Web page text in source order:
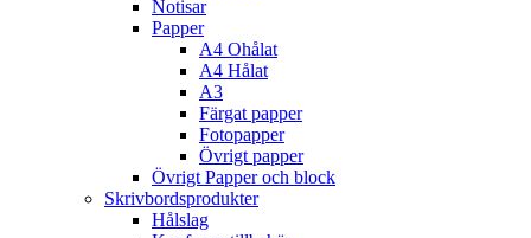
Notisar
Papper
A4 Ohålat
A4 Hålat
A3
Färgat papper
Fotopapper
Övrigt papper
Övrigt Papper och block
Skrivbordsprodukter
Hålslag